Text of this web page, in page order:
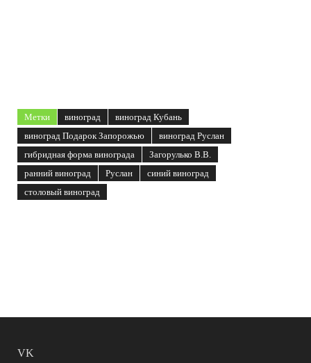
Метки виноград
виноград Кубань
виноград Подарок Запорожью
виноград Руслан
гибридная форма винограда
Загорулько В.В.
ранний виноград
Руслан
синий виноград
столовый виноград
VK